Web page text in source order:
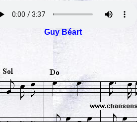
Guy Béart